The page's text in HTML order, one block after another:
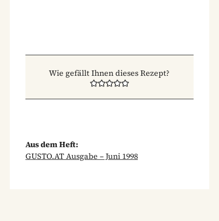
Wie gefällt Ihnen dieses Rezept?
Aus dem Heft:
GUSTO.AT Ausgabe – Juni 1998